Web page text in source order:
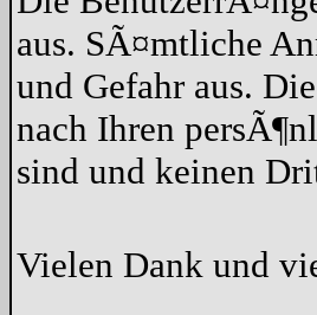
aus. SÃ¤mtliche
und Gefahr aus.
nach Ihren
sind und keinen
Vielen Dank und